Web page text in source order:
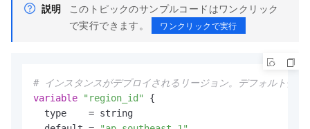
説明
このトピックのサンプルコードはワンクリック
で実行できます。
ワンクリックで実行
# インスタンスがデプロイされるリージョン。デフォルト
variable
"region_id"
{
  type    = string